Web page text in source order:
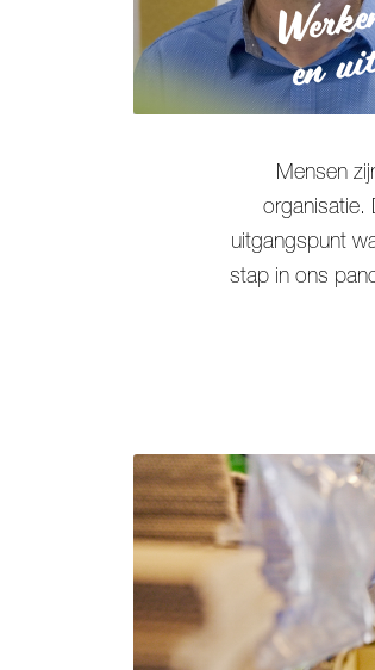
en
Mensen
organisatie.
uitgangspunt
stap in ons